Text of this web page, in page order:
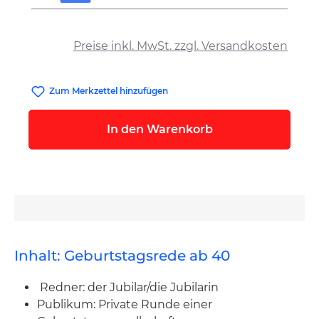
Preise inkl. MwSt. zzgl. Versandkosten
Zum Merkzettel hinzufügen
In den Warenkorb
Inhalt: Geburtstagsrede ab 40
Redner: der Jubilar/die Jubilarin
Publikum: Private Runde einer